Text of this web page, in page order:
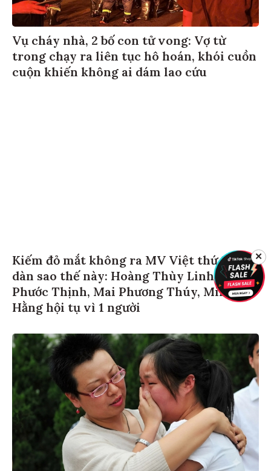
Vụ cháy nhà, 2 bố con tử vong: Vợ từ
trong chạy ra liên tục hô hoán, khói cuồn
cuộn khiến không ai dám lao cứu
Kiếm đỏ mắt không ra MV Việt thứ 2 có
dàn sao thế này: Hoàng Thùy Linh, Noo
Phước Thịnh, Mai Phương Thúy, Minh
Hằng hội tụ vì 1 người
✕